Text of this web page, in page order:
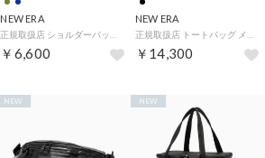
NEW ERA
正規取扱店 ショルダーバッグ メンズ レディース 斜めがけバッグ 小さめ 巾着バッグ ブランド 軽量 軽い 手持ち 巾着 カジュアル シンプル ミニショルダー 2WAY ドローストリング ポーチ 3L （ネイビーペイズリー）
￥6,600
NEW ERA
正規取扱店 トートバッグ メンズ レディース 大きめ A4 B4 A3 バッグ トート 大容量 カジュアル ブランド 巾着 大きい 旅行 スポーツ キャンプ アウトドア おしゃれ ヒュージ 85L （ブラック）
￥14,300
NEW NEW